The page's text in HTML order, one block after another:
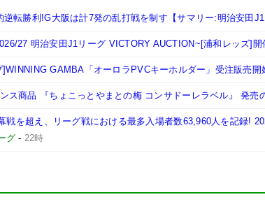
転勝利!G大阪は計7発の乱打戦を制す【サマリー:明治安田J1
27 明治安田J1リーグ VICTORY AUCTION~[浦和レッズ]開
]WINNING GAMBA「オーロラPVCキーホルダー」受注販売開
ス商品 『ちょこっとやまとの梅 コンサドーレラベル』 発売
戦を超え、リーグ戦における最多入場者数63,960人を記録!
グ - 22時